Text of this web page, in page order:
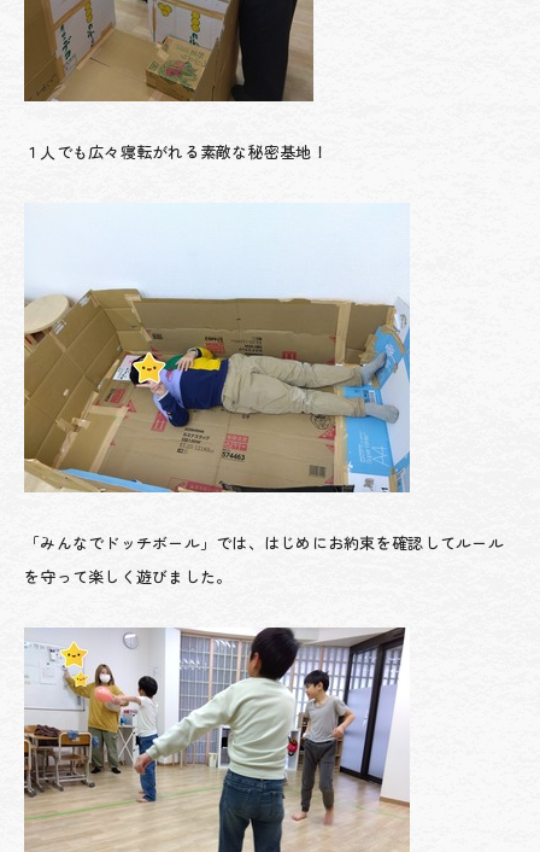
１人でも広々寝転がれる素敵な秘密基地！
「みんなでドッチボール」では、はじめにお約束を確認してルール
を守って楽しく遊びました。